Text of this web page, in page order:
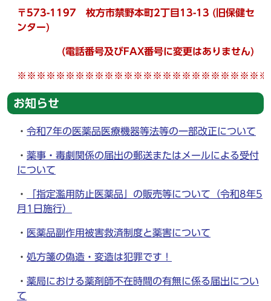
〒573-1197 枚方市禁野本町2丁目13-13 (旧保健セ
ンター)
(電話番号及びFAX番号に変更はありません)
※ ※ ※ ※ ※ ※ ※ ※ ※ ※ ※ ※ ※ ※ ※ ※ ※ ※ ※ ※ ※ ※ ※ ※ ※ ※
お知らせ
・ 令和7年の医薬品医療機器等法等の一部改正について
・ 薬事・毒劇関係の届出の郵送またはメールによる受付
について
・
「指定濫用防止医薬品」の販売等について（令和8年5
月1日施行）
・ 医薬品副作用被害救済制度と薬害について
・ 処方箋の偽造・変造は犯罪です！
・ 薬局における薬剤師不在時間の有無に係る届出につい
て